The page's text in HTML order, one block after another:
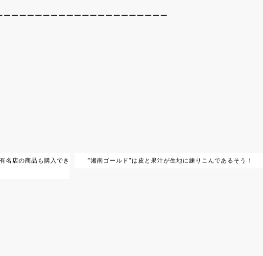
ーーーーーーーーーーーーーーーーーーーー
名店の商品も購入でき
”湘南ゴールド”は皮と果汁が生地に練りこんであるそう！